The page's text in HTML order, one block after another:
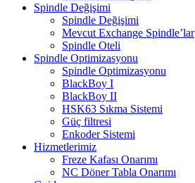
Spindle Değişimi
Spindle Değişimi
Mevcut Exchange Spindle’lar
Spindle Oteli
Spindle Optimizasyonu
Spindle Optimizasyonu
BlackBoy I
BlackBoy II
HSK63 Sıkma Sistemi
Güç filtresi
Enkoder Sistemi
Hizmetlerimiz
Freze Kafası Onarımı
NC Döner Tabla Onarımı